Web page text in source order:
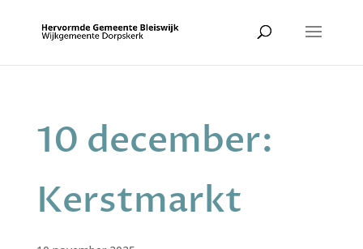
10 december:
Kerstmarkt